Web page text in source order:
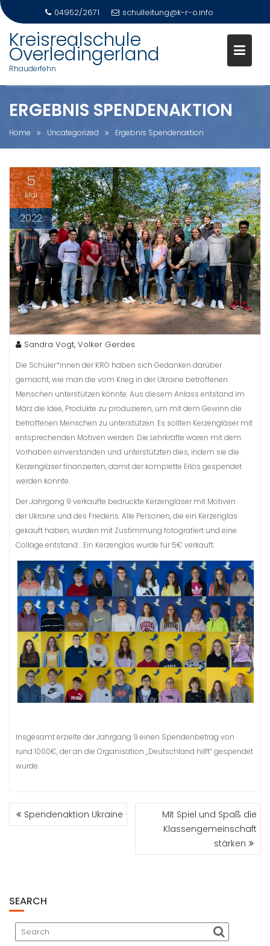
content
04952/2671 schulleitung@k-r-o.info
Kreisrealschule
Overledingerland
Rhauderfehn
ERGEBNIS SPENDENAKTION
Home Uncategorized Ergebnis Spendenaktion
5
Mai
2022
Sandra Vogt, Volker Gerdes
Die Schüler*innen der KRO haben sich Gedanken darüber
gemacht, wie man die vom Krieg in der Ukraine betroffenen
Menschen unterstützen könnte. Aus diesem Anlass entstand im
März die Idee, Produkte zu produzieren, um mit dem Gewinn die
betroffenen Menschen zu unterstützen. Es sollten Kerzengläser mit
entsprechenden Motiven werden. Die Lehrkräfte waren mit dem
Vorhaben einverstanden und unterstützten dies, indem sie die
Kerzengläser finanzierten, damit der komplette Erlös gespendet
werden konnte.
Der Jahrgang 9 verkaufte bedruckte Kerzengläser mit Motiven
der Ukraine und des Friedens. Alle Personen, die ein Kerzenglas
gekauft haben, wurden mit Zustimmung fotografiert und eine
Collage entstand… Ein Kerzenglas wurde für 5€ verkauft.
Insgesamt erzielte der Jahrgang 9 einen Spendenbetrag von
rund 1000€, der an die Organisation „Deutschland hilft“ gespendet
wurde.
BEITRAGSNAVIGATION
Spendenaktion Ukraine
Mit Spiel und Spaß die
Klassengemeinschaft
stärken
SEARCH